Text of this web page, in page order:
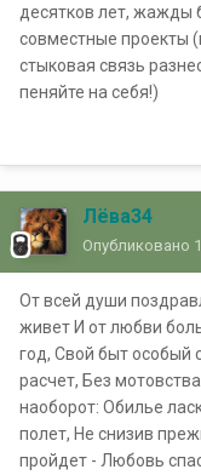
десятков лет, жажды
совместные проекты
стыковая связь
пеняйте на себя!)
Лёва34
Опубликовано
От всей души
живет И от любви
год, Свой быт особый
расчет, Без
наоборот: Обилье
полет, Не снизив
пройдет - Любовь